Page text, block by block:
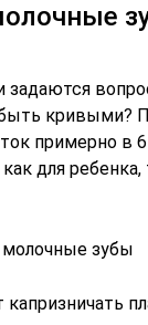
задаются
кривыми?
примерно в
для ребенка,
зубы